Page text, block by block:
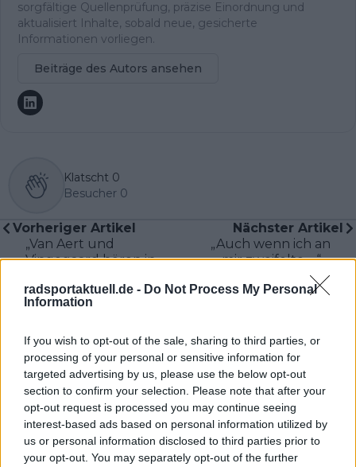
radsportaktuell.de - Do Not Process My Personal
Information
If you wish to opt-out of the sale, sharing to third parties, or
processing of your personal or sensitive information for
targeted advertising by us, please use the below opt-out
section to confirm your selection. Please note that after your
opt-out request is processed you may continue seeing
interest-based ads based on personal information utilized by
us or personal information disclosed to third parties prior to
your opt-out. You may separately opt-out of the further
sorgfältige Quellenprüfung, präzise Einordnung und
aktualisiert Inhalte, sobald neue, gesicherte
Informationen vorliegen.
Beiträge des Autors ansehen
Klatscht 0
Besucher 0
Vorheriger Artikel
„Van Aert und
Vingegaard hören in
– Bobbie Traksel:
Vismas Förderung von
für den Teamerfolg
entscheidend
Nächster Artikel
„Auch wenn ich an
mir zweifelte …“ –
Urska Zigart darüber,
wie Tadej Pogacar ihr
stärkte